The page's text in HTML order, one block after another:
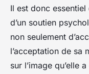
Il est donc
d’un soutien
non seulement
l’acceptation de sa
sur l’image qu’elle